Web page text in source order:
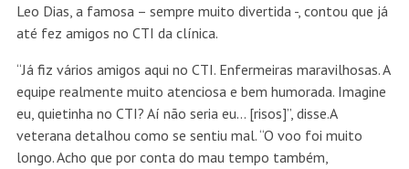
Leo Dias, a famosa – sempre muito divertida -, contou que já
até fez amigos no CTI da clínica.
“Já fiz vários amigos aqui no CTI. Enfermeiras maravilhosas. A
equipe realmente muito atenciosa e bem humorada. Imagine
eu, quietinha no CTI? Aí não seria eu… [risos]”, disse.A
veterana detalhou como se sentiu mal. “O voo foi muito
longo. Acho que por conta do mau tempo também,